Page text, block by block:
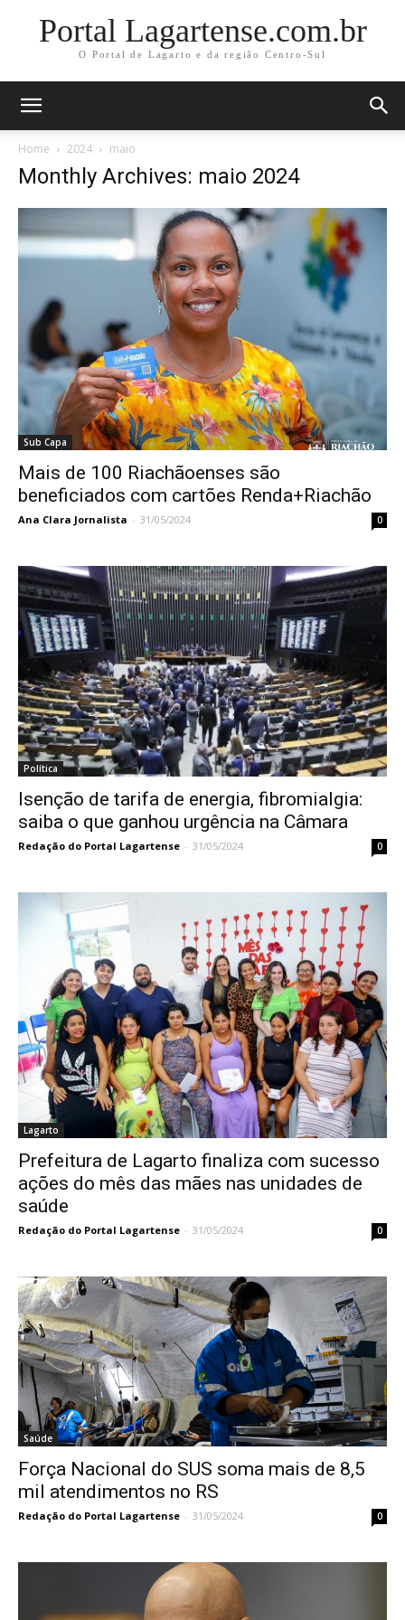
Portal Lagartense.com.br
O Portal de Lagarto e da região Centro-Sul
Home 2024 maio
Monthly Archives: maio 2024
Sub Capa
Mais de 100 Riachãoenses são
beneficiados com cartões Renda+Riachão
Ana Clara Jornalista - 31/05/2024 0
Política
Isenção de tarifa de energia, fibromialgia:
saiba o que ganhou urgência na Câmara
Redação do Portal Lagartense - 31/05/2024 0
Lagarto
Prefeitura de Lagarto finaliza com sucesso
ações do mês das mães nas unidades de
saúde
Redação do Portal Lagartense - 31/05/2024 0
Saúde
Força Nacional do SUS soma mais de 8,5
mil atendimentos no RS
Redação do Portal Lagartense - 31/05/2024 0